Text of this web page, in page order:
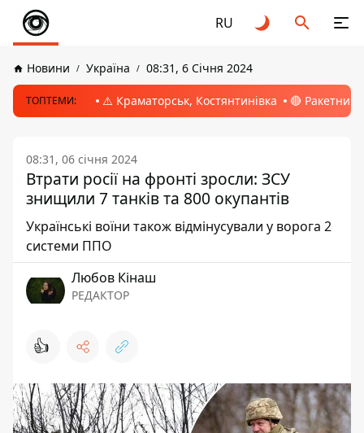
RU
Новини Україна 08:31, 6 Січня 2024
ТОПТЕМИ: ⚠️ Краматорськ, Костянтинівка 🔴 Ракетний
08:31, 06 січня 2024
Втрати росії на фронті зросли: ЗСУ
знищили 7 танків та 800 окупантів
Українські воїни також відмінусували у ворога 2
системи ППО
Любов Кінаш
РЕДАКТОР
👍